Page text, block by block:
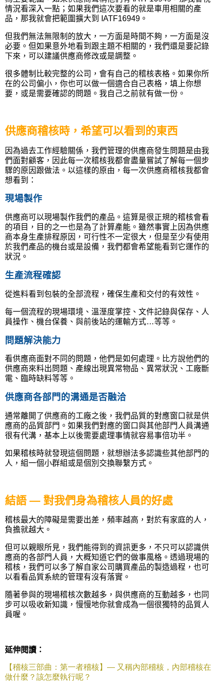
情況看深入一點；如果我們這次要看的就是車用相關的產
品，那我就會把範圍擴大到 IATF16949。
但我們無法無限制的放大，一方面是時間不夠，一方面是沒
必要。但如果意外地看到跟主題不相關的，我們還是要記錄
下來，可以建議供應商修改或是調整。
很多體制比較完整的公司，會有自己的稽核表格。如果你所
在的公司偏小，你也可以做一個適合自己表格，填上你想
要，或是需要確認的問題。我自己之前就有做一份。
供應商稽核時，希望可以看到的東西
因為過去工作經驗關係，我們管理的供應商發生問題是由我
們面對顧客，因此每一次稽核我都會盡量嘗試了解每一個步
驟的原因跟做法。以這樣的原由，每一次供應商稽核我都會
想看到：
現場製作
供應商可以現場製作我們的產品。這算是很正規的稽核會看
的項目，目的之一也是為了計算產能。雖然事實上因為供應
商本身生產排程原因，可行性不一定很大，但是至少有使用
於我們產品的機台或是設備，我們都會希望能看到它運作的
狀況。
生產流程確認
從進料看到包裝的全部流程，確保生產和交付的有效性。
每一個流程的現場環境、溫溼度掌控、文件記錄與保存、人
員操作、機台保養、與前後站的運輸方式…等等。
問題解決能力
看供應商面對不同的問題，他們是如何處理。比方說他們的
供應商來料出問題、產線出現異常物品、異常狀況、工廠斷
電、臨時缺料等等。
供應商各部門的溝通是否融洽
通常離開了供應商的工廠之後，我們品質的對應窗口就是供
應商的品質部門。如果我們對應的窗口與其他部門人員溝通
很有代溝，基本上以後需要處理事情就容易事倍功半。
如果稽核時就發現這個問題，就想辦法多認識些其他部門的
人，組一個小群組或是個別交換聯繫方式。
結語 — 對我們身為稽核人員的好處
稽核最大的障礙是需要出差，頻率越高，對於有家庭的人，
負擔就越大。
但可以親眼所見，我們能得到的資訊更多，不只可以認識供
應商的各部門人員，大概知道它們的做事風格。透過現場的
稽核， 我們可以多了解自家公司購買產品的製造過程，也可
以看看品質系統的管理有沒有落實。
隨著參與的現場稽核次數越多，與供應商的互動越多，也同
步可以吸收新知識，慢慢地你就會成為一個很獨特的品質人
員喔。
延伸閱讀：
【稽核三部曲：第一者稽核】— 又稱內部稽核，內部稽核在
做什麼？該怎麼執行呢？